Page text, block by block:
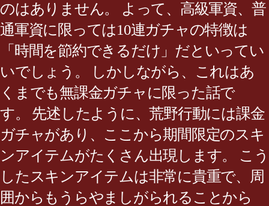
のはありません。 よって、高級軍資、普
通軍資に限っては10連ガチャの特徴は
「時間を節約できるだけ」だといってい
いでしょう。 しかしながら、これはあ
くまでも無課金ガチャに限った話で
す。 先述したように、荒野行動には課金
ガチャがあり、ここから期間限定のスキ
ンアイテムがたくさん出現します。 こう
したスキンアイテムは非常に貴重で、周
囲からもうらやましがられることから